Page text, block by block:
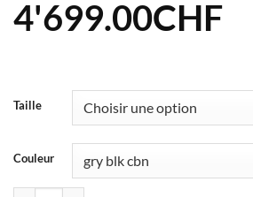
4'699.00CHF
Taille
Couleur